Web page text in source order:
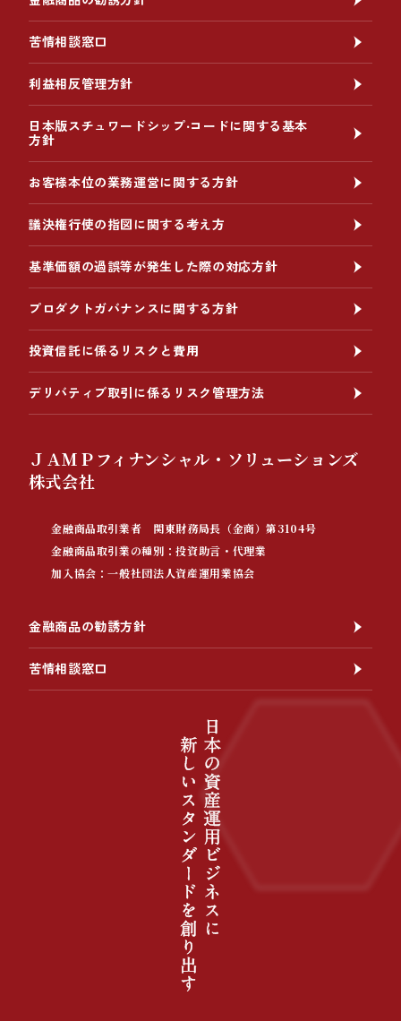
苦情相談窓口
利益相反管理方針
日本版スチュワードシップ‧コードに関する基本
方針
お客様本位の業務運営に関する方針
議決権行使の指図に関する考え方
基準価額の過誤等が発生した際の対応方針
プロダクトガバナンスに関する方針
投資信託に係るリスクと費用
デリバティブ取引に係るリスク管理方法
ＪＡＭＰフィナンシャル・ソリューションズ
株式会社
金融商品取引業者 関東財務局長（金商）第3104号
金融商品取引業の種別：投資助言・代理業
加入協会：一般社団法人資産運用業協会
金融商品の勧誘方針
苦情相談窓口